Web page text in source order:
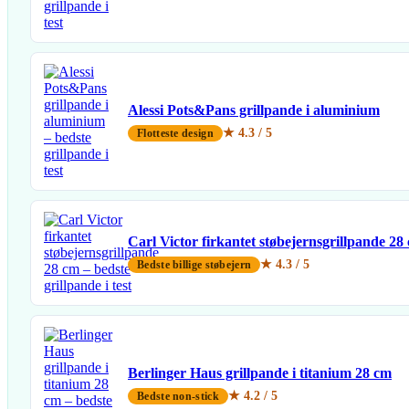
Alessi Pots&Pans grillpande i aluminium
Flotteste design ★ 4.3 / 5
Carl Victor firkantet støbejernsgrillpande 28
Bedste billige støbejern ★ 4.3 / 5
Berlinger Haus grillpande i titanium 28 cm
Bedste non-stick ★ 4.2 / 5